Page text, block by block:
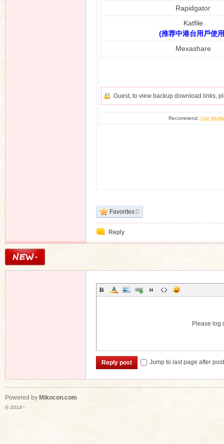
Rapidgator
Katfile
(推荐中港台用戶使
Mexashare
Guest, to view backup download links,
Recommend:Use
Favorites0
Reply
Please log
Reply post Jump to last page after
Powered by Mikocon.com
© 2014~